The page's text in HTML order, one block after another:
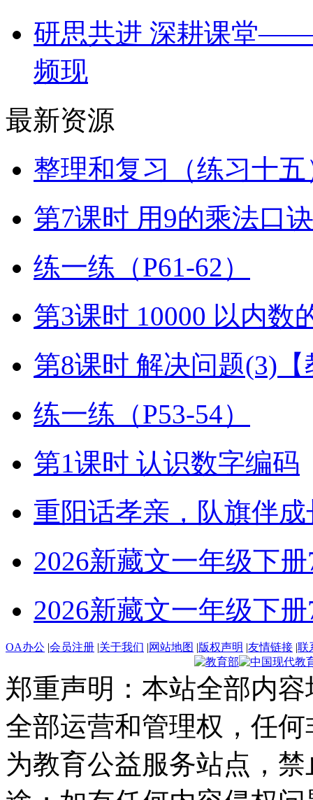
研思共进 深耕课堂——
频现
最新资源
整理和复习（练习十五
第7课时 用9的乘法口
练一练（P61-62）
第3课时 10000 以内数
第8课时 解决问题(3)
练一练（P53-54）
第1课时 认识数字编码
重阳话孝亲，队旗伴成
2026新藏文一年级下册
2026新藏文一年级下册
OA办公 |会员注册 |关于我们 |网站地图 |版权声明 |友情链接 |联
郑重声明：本站全部内
全部运营和管理权，任
为教育公益服务站点，